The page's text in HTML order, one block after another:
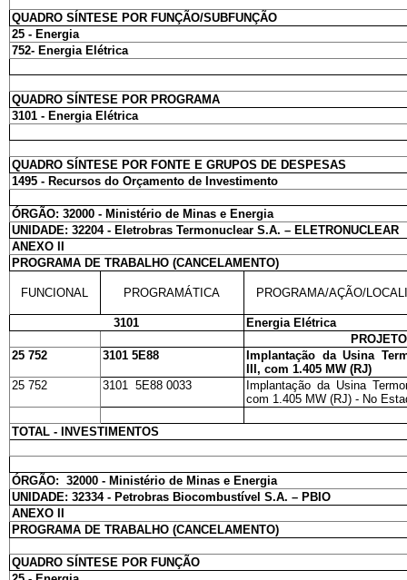
QUADRO SÍNTESE POR FUNÇÃO/SUBFUNÇÃO
25 - Energia
752- Energia Elétrica
QUADRO SÍNTESE POR PROGRAMA
3101 - Energia Elétrica
QUADRO SÍNTESE POR FONTE E GRUPOS DE DESPESAS
1495 - Recursos do Orçamento de Investimento
ÓRGÃO: 32000 - Ministério de Minas e Energia
UNIDADE: 32204 - Eletrobras Termonuclear S.A. – ELETRONUCLEAR
ANEXO II
PROGRAMA DE TRABALHO (CANCELAMENTO)
FUNCIONAL PROGRAMÁTICA PROGRAMA/AÇÃO/
3101
Energia Elétrica
25 752
3101 5E88
Implantação da Usina
III, com 1.405 MW (RJ)
25 752
3101 5E88 0033
Implantação da Usina
com 1.405 MW (RJ) - No
TOTAL - INVESTIMENTOS
ÓRGÃO: 32000 - Ministério de Minas e Energia
UNIDADE: 32334 - Petrobras Biocombustível S.A. – PBIO
ANEXO II
PROGRAMA DE TRABALHO (CANCELAMENTO)
QUADRO SÍNTESE POR FUNÇÃO